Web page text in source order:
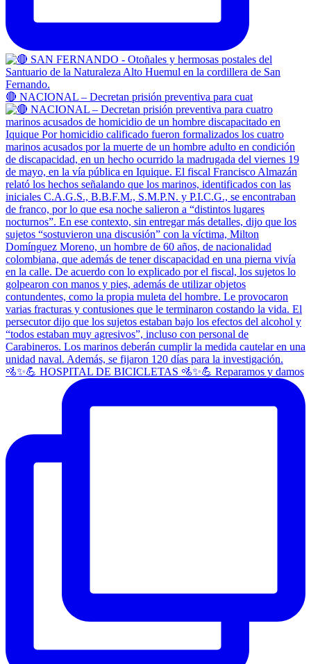
🔴 NACIONAL – Decretan prisión preventiva para cuat
🚵✨💪 HOSPITAL DE BICICLETAS 🚵✨💪 Reparamos y damos